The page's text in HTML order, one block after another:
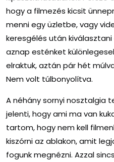
hogy a filmezés kicsit
menni egy üzletbe, vagy
keresgélés után
aznap esténket
elraktuk, aztán pár hét
Nem volt túlbonyolítva.
A néhány sornyi nosztalgia
jelenti, hogy ami ma van
tartom, hogy nem kell
kiszórni az ablakon, amit
fogunk megnézni. Azzal